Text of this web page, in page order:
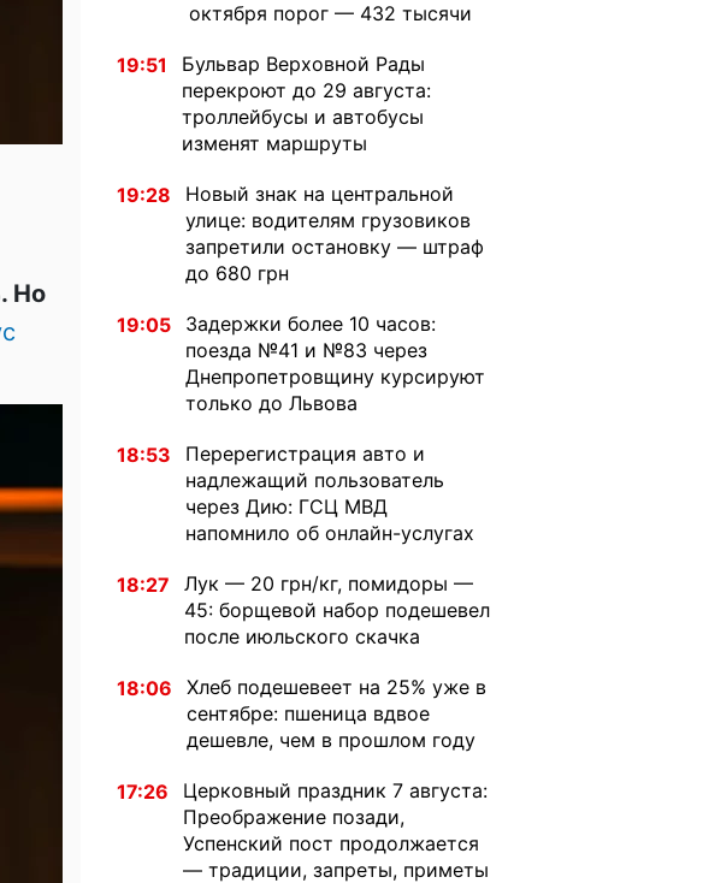
Но
октября порог — 432 тысячи
19:51
Бульвар Верховной Рады
перекроют до 29 августа:
троллейбусы и автобусы
изменят маршруты
19:28
Новый знак на центральной
улице: водителям грузовиков
запретили остановку — штраф
до 680 грн
19:05
Задержки более 10 часов:
поезда №41 и №83 через
Днепропетровщину курсируют
только до Львова
18:53
Перерегистрация авто и
надлежащий пользователь
через Дию: ГСЦ МВД
напомнило об онлайн-услугах
18:27
Лук — 20 грн/кг, помидоры —
45: борщевой набор подешевел
после июльского скачка
18:06
Хлеб подешевеет на 25% уже в
сентябре: пшеница вдвое
дешевле, чем в прошлом году
17:26
Церковный праздник 7 августа:
Преображение позади,
Успенский пост продолжается
— традиции, запреты, приметы